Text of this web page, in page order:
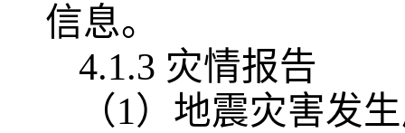
信息。
4.1.3 灾情报告
（1）地震灾害发